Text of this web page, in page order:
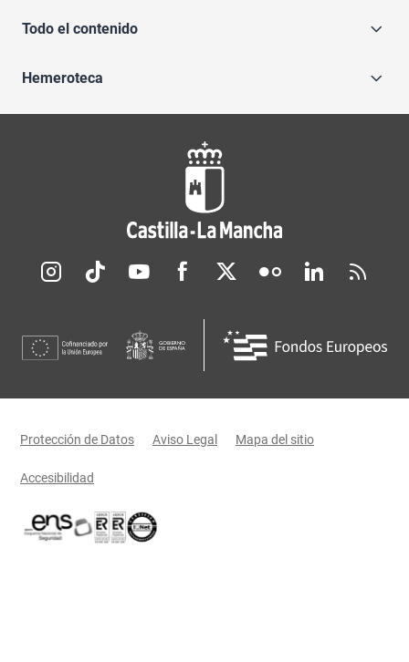
Todo el contenido
Hemeroteca
Redes sociales JCCM
Menú legal
Protección de Datos Aviso Legal Mapa del sitio
Accesibilidad